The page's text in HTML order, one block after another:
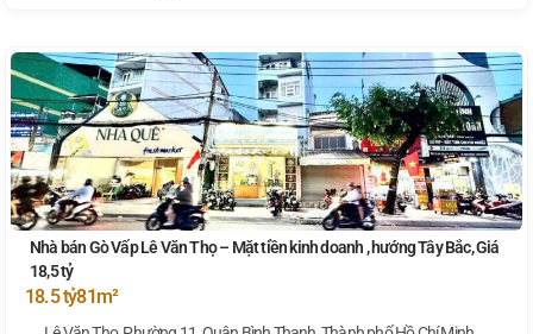
Nhà bán Gò Vấp Lê Văn Thọ – Mặt tiền kinh doanh , hướng Tây Bắc, Giá
18,5 tỷ
18.5 tỷ81m²